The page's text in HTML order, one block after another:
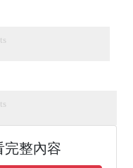
完整內容